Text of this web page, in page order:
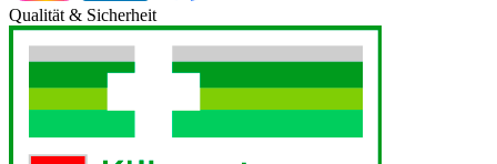
Qualität & Sicherheit